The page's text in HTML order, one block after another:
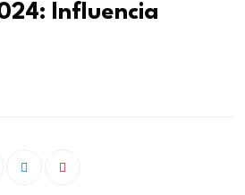
Influencia